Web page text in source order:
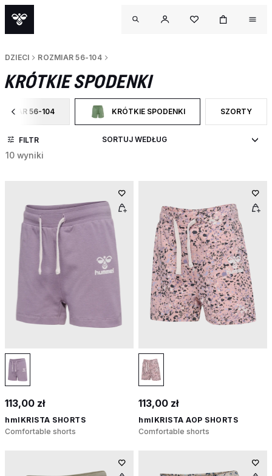
DZIECI ROZMIAR 56-104
KRÓTKIE SPODENKI
56-104
DO CATEGORY: ROZMIAR 56-104KRÓTKIE SPODENKI
WYBRANY OBECNIE ZAWĘŻONO DO
SZORTY
ZAWĘŹ DO
FILTR
10 wyniki
113,00 zł
hmlKRISTA SHORTS
Comfortable shorts
113,00 zł
hmlKRISTA AOP SHORTS
Comfortable shorts